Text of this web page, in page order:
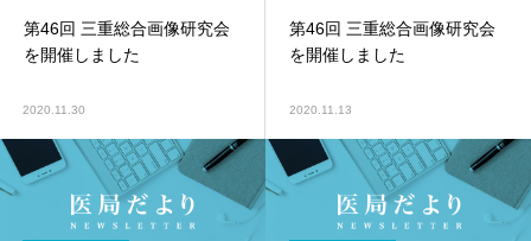
第46回 三重総合画像研究会
を開催しました
2020.11.30
第46回 三重総合画像研究会
を開催しました
2020.11.13